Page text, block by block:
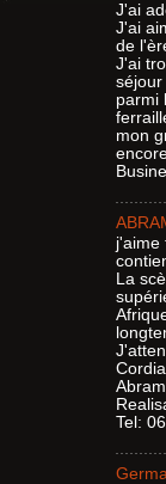
J'ai
J'ai
de
J'ai
séjour
parmi
mon
j'aime
La
Tel: